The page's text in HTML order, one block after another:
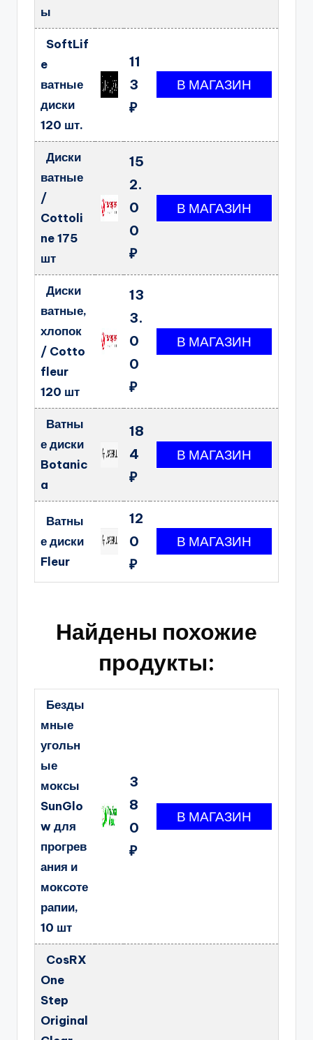
ы
SoftLif
e
ватные
диски
120 шт.
11
3
₽
Диски
ватные
/
Cottoli
ne 175
шт
15
2.
0
0
₽
Диски
ватные,
хлопок
/ Cotto
fleur
120 шт
13
3.
0
0
₽
Ватны
е диски
Botanic
a
18
4
₽
Ватны
е диски
Fleur
12
0
₽
Найдены похожие
продукты:
Безды
мные
угольн
ые
моксы
SunGlo
w для
прогрев
ания и
моксоте
рапии,
10 шт
3
8
0
₽
CosRX
One
Step
Original